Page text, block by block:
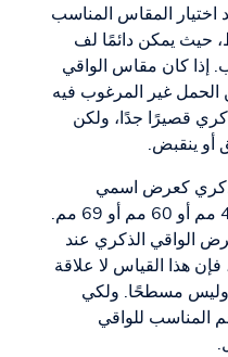
المقاس المناسب
حيث يمكن دائمًا لف
إذا كان مقاس الواقي
الحمل غير المرغوب فيه
قصيرًا جدًا، ولكن
أو ينقبض.
كعرض اسمي
بالملليمتر، على سبيل المثال 47 مم أو 60 مم أو 69 مم.
الواقي الذكري عند
هذا القياس لا علاقة
وليس مسطحًا. ولكي
المناسب للواقي